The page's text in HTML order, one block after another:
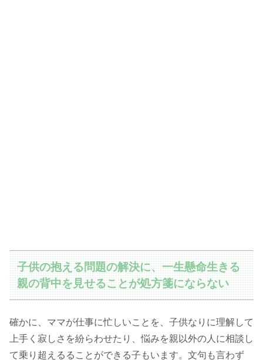
子供の抱える問題の解決に、一生懸命生きる
親の背中を見せることが処方箋にならない
確かに、ママが仕事に忙しいことを、子供なりに理解して
上手く寂しさを紛らわせたり、悩みを親以外の人に相談し
て乗り超えるることができる子もいます。文句も言わず